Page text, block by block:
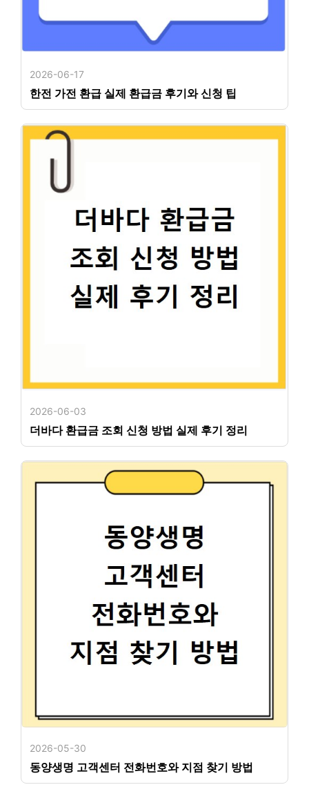
2026-06-17
한전 가전 환급 실제 환급금 후기와 신청 팁
2026-06-03
더바다 환급금 조회 신청 방법 실제 후기 정리
2026-05-30
동양생명 고객센터 전화번호와 지점 찾기 방법